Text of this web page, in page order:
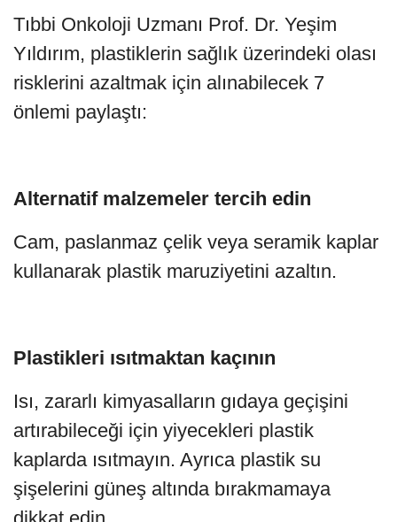
Tıbbi Onkoloji Uzmanı Prof. Dr. Yeşim
Yıldırım, plastiklerin sağlık üzerindeki olası
risklerini azaltmak için alınabilecek 7
önlemi paylaştı:
Alternatif malzemeler tercih edin
Cam, paslanmaz çelik veya seramik kaplar
kullanarak plastik maruziyetini azaltın.
Plastikleri ısıtmaktan kaçının
Isı, zararlı kimyasalların gıdaya geçişini
artırabileceği için yiyecekleri plastik
kaplarda ısıtmayın. Ayrıca plastik su
şişelerini güneş altında bırakmamaya